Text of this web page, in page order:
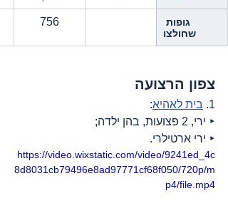
גופות
שחולצו
756
צפון הרצועה
1. בית לאהיא:
‣ ירי, 2 פצועות, בהן ילדה;
‣ ירי ארטילרי.
https://video.wixstatic.com/video/9241ed_4c
8d8031cb79496e8ad97771cf68f050/720p/m
p4/file.mp4